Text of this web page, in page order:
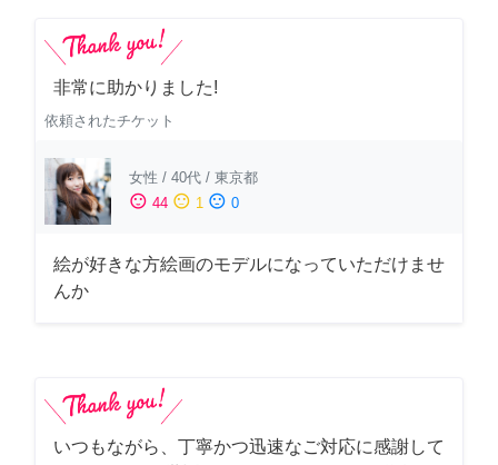
非常に助かりました!
依頼されたチケット
女性 / 40代 / 東京都
sentiment_satisfied 44 sentiment_neutral 1 sentiment_dissatisfied 0
絵が好きな方絵画のモデルになっていただけませ
んか
いつもながら、丁寧かつ迅速なご対応に感謝して